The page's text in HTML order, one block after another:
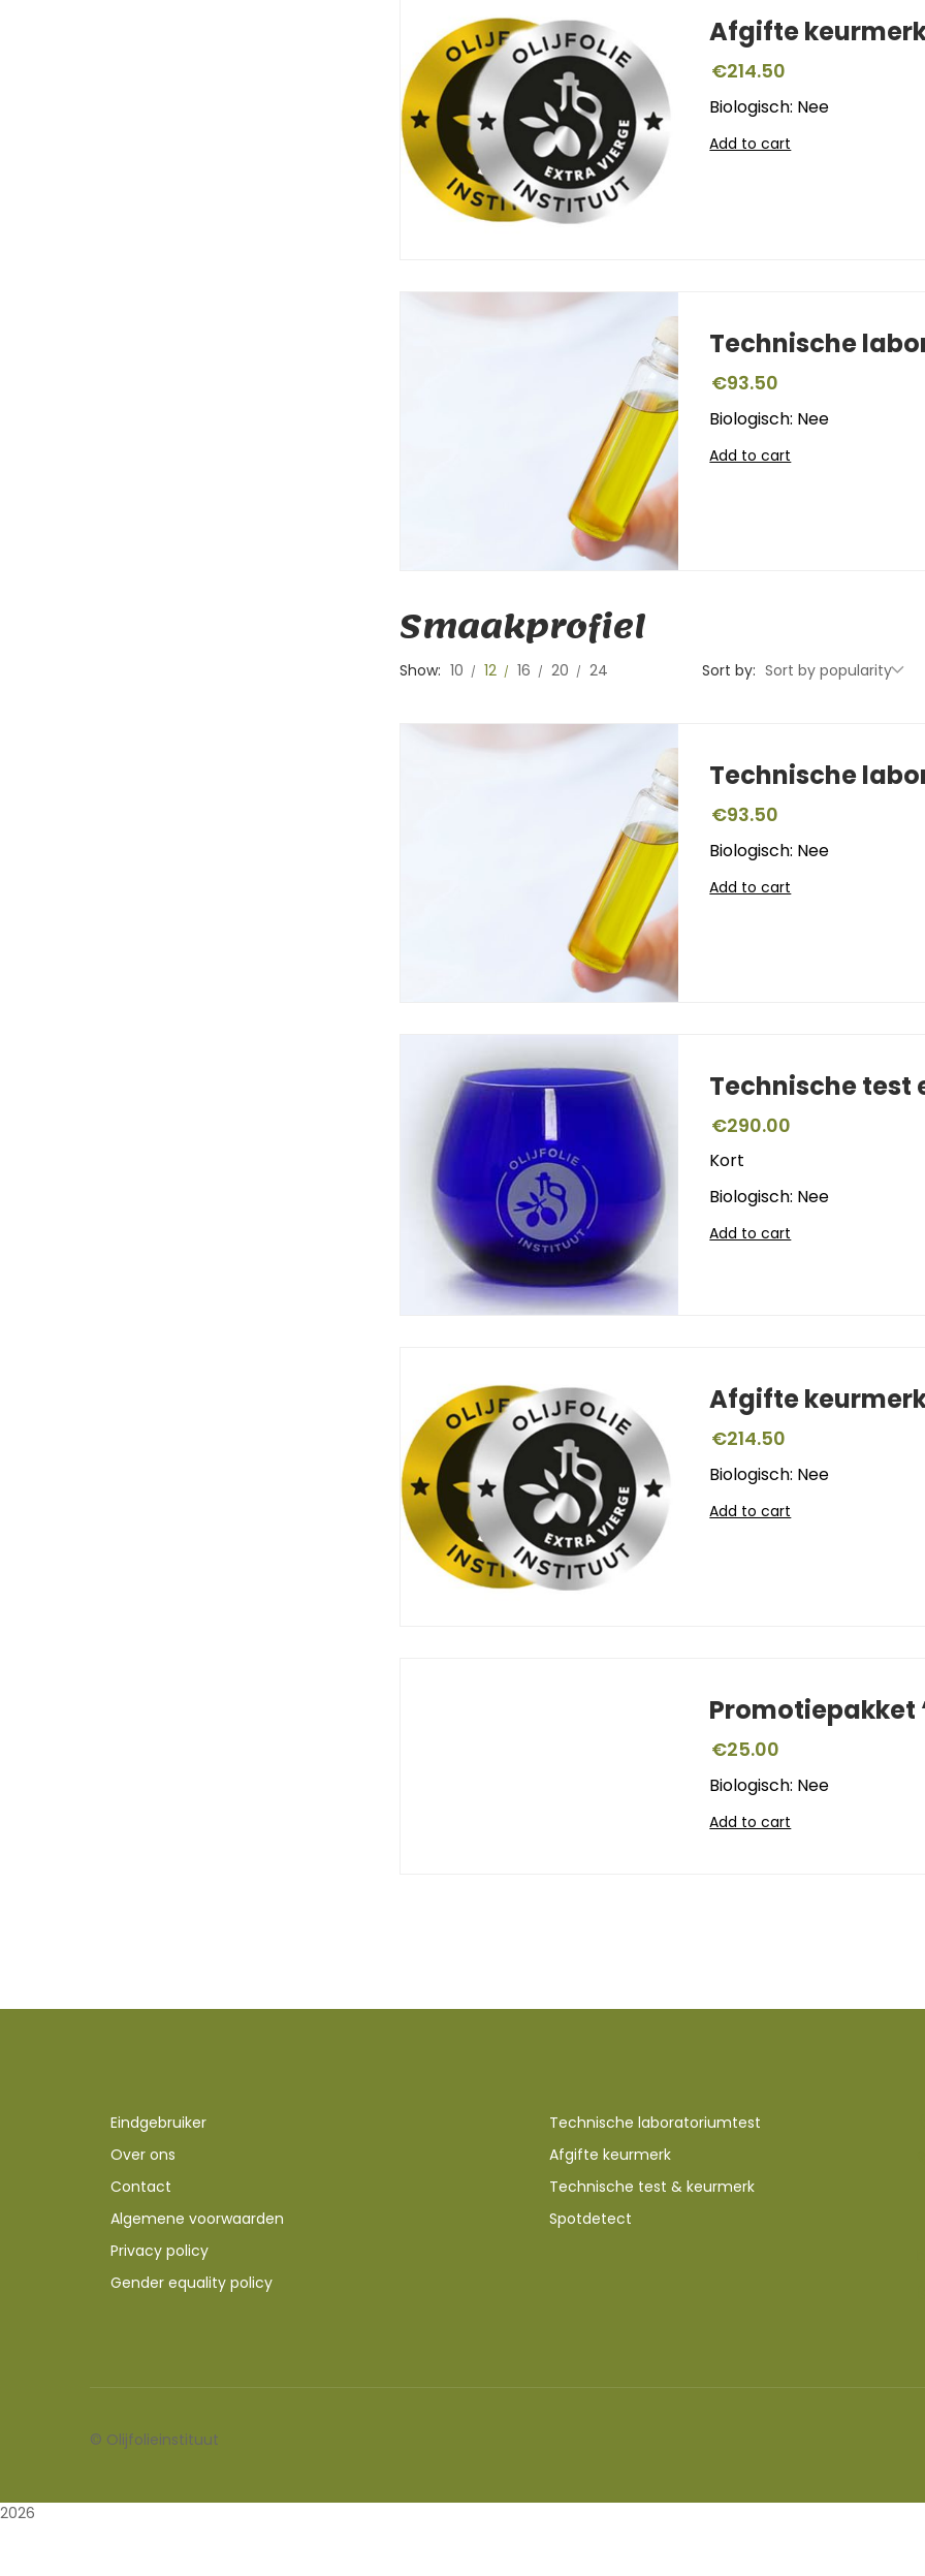
Afgifte
€214.50
Biologisch: Nee
Add to cart
Technische
€93.50
Biologisch: Nee
Add to cart
Smaakprofiel
Show: 10 12 16 20 24 Sort by: Sort by popularity
Technische
€93.50
Biologisch: Nee
Add to cart
Technische test
€290.00
Kort
Biologisch: Nee
Add to cart
Afgifte
€214.50
Biologisch: Nee
Add to cart
Promotiepakket
€25.00
Biologisch: Nee
Add to cart
Eindgebruiker
Over ons
Contact
Algemene voorwaarden
Privacy policy
Gender equality policy
Technische laboratoriumtest
Afgifte keurmerk
Technische test & keurmerk
Spotdetect
© Olijfolieinstituut
2026